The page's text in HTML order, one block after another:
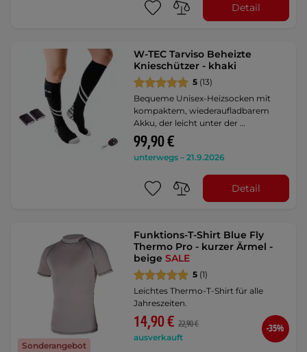
Detail
W-TEC Tarviso Beheizte
Knieschützer - khaki
5 (13)
Bequeme Unisex-Heizsocken mit
kompaktem, wiederaufladbarem
Akku, der leicht unter der …
99,90 €
unterwegs – 21.9.2026
Detail
Sonderangebot
Funktions-T-Shirt Blue Fly
Thermo Pro - kurzer Ärmel -
beigeSALE
5 (1)
Leichtes Thermo-T-Shirt für alle
Jahreszeiten.
14,90 € 22,90 €
ausverkauft
-35%